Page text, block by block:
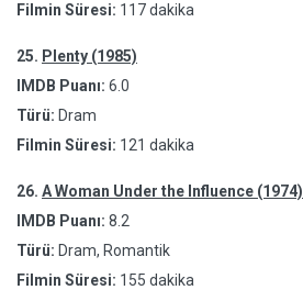
Filmin Süresi: 117 dakika
25. Plenty (1985)
IMDB Puanı: 6.0
Türü: Dram
Filmin Süresi: 121 dakika
26. A Woman Under the Influence (1974)
IMDB Puanı: 8.2
Türü: Dram, Romantik
Filmin Süresi: 155 dakika